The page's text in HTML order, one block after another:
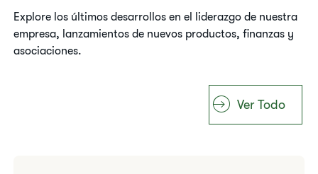
Explore los últimos desarrollos en el liderazgo de nuestra
empresa, lanzamientos de nuevos productos, finanzas y
asociaciones.
Ver Todo